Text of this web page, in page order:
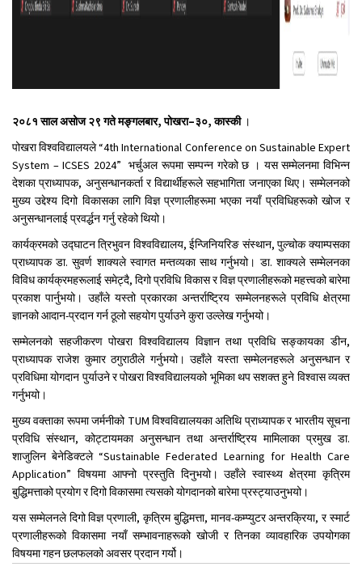
२०८१ साल असोज २९ गते मङ्गलबार,पोखरा–३०,कास्की।
पोखरा विश्वविद्यालयले “4th International Conference on Sustainable Expert
System – ICSES 2024” भर्चुअल रूपमा सम्पन्न गरेको छ । यस सम्मेलनमा विभिन्न
देशका प्राध्यापक, अनुसन्धानकर्ता र विद्यार्थीहरूले सहभागिता जनाएका थिए। सम्मेलनको
मुख्य उद्देश्य दिगो विकासका लागि विज्ञ प्रणालीहरूमा भएका नयाँ प्रविधिहरूको खोज र
अनुसन्धानलाई प्रवर्द्धन गर्नु रहेको थियो।
कार्यक्रमको उद्घाटन त्रिभुवन विश्वविद्यालय, ईन्जिनियरिङ संस्थान, पुल्चोक क्याम्पसका
प्राध्यापक डा. सुवर्ण शाक्यले स्वागत मन्तव्यका साथ गर्नुभयो। डा. शाक्यले सम्मेलनका
विविध कार्यक्रमहरूलाई समेट्दै, दिगो प्रविधि विकास र विज्ञ प्रणालीहरूको महत्त्वको बारेमा
प्रकाश पार्नुभयो। उहाँले यस्तो प्रकारका अन्तर्राष्ट्रिय सम्मेलनहरूले प्रविधि क्षेत्रमा
ज्ञानको आदान-प्रदान गर्न ठूलो सहयोग पुर्याउने कुरा उल्लेख गर्नुभयो।
सम्मेलनको सहजीकरण पोखरा विश्वविद्यालय विज्ञान तथा प्रविधि सङ्कायका डीन,
प्राध्यापक राजेश कुमार ठगुराठीले गर्नुभयो। उहाँले यस्ता सम्मेलनहरूले अनुसन्धान र
प्रविधिमा योगदान पुर्याउने र पोखरा विश्वविद्यालयको भूमिका थप सशक्त हुने विश्वास व्यक्त
गर्नुभयो।
मुख्य वक्ताका रूपमा जर्मनीको TUM विश्वविद्यालयका अतिथि प्राध्यापक र भारतीय सूचना
प्रविधि संस्थान, कोट्टायमका अनुसन्धान तथा अन्तर्राष्ट्रिय मामिलाका प्रमुख डा.
शाजुलिन बेनेडिक्टले “Sustainable Federated Learning for Health Care
Application” विषयमा आफ्नो प्रस्तुति दिनुभयो। उहाँले स्वास्थ्य क्षेत्रमा कृत्रिम
बुद्धिमत्ताको प्रयोग र दिगो विकासमा त्यसको योगदानको बारेमा प्रस्ट्याउनुभयो।
यस सम्मेलनले दिगो विज्ञ प्रणाली, कृत्रिम बुद्धिमत्ता, मानव-कम्प्युटर अन्तरक्रिया, र स्मार्ट
प्रणालीहरूको विकासमा नयाँ सम्भावनाहरूको खोजी र तिनका व्यावहारिक उपयोगका
विषयमा गहन छलफलको अवसर प्रदान गर्यो।